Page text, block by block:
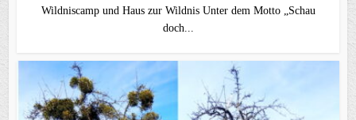
Wildniscamp und Haus zur Wildnis Unter dem Motto „Schau
doch...